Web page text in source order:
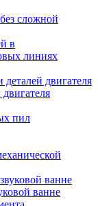
сложной
в
линиях
деталей двигателя
двигателя
пил
ванне
ванне